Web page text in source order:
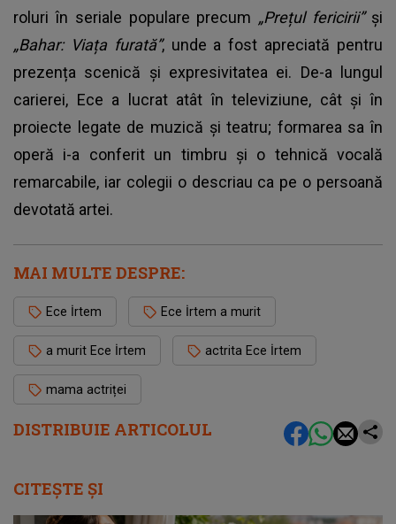
DISTRIBUIE ARTICOLUL
roluri în seriale populare precum „Prețul fericirii” și
„Bahar: Viața furată”, unde a fost apreciată pentru
prezența scenică și expresivitatea ei. De-a lungul
carierei, Ece a lucrat atât în televiziune, cât și în
proiecte legate de muzică și teatru; formarea sa în
operă i-a conferit un timbru și o tehnică vocală
remarcabile, iar colegii o descriau ca pe o persoană
devotată artei.
MAI MULTE DESPRE:
Ece İrtem Ece İrtem a murit
a murit Ece İrtem actrita Ece İrtem
mama actriței
CITEȘTE ȘI